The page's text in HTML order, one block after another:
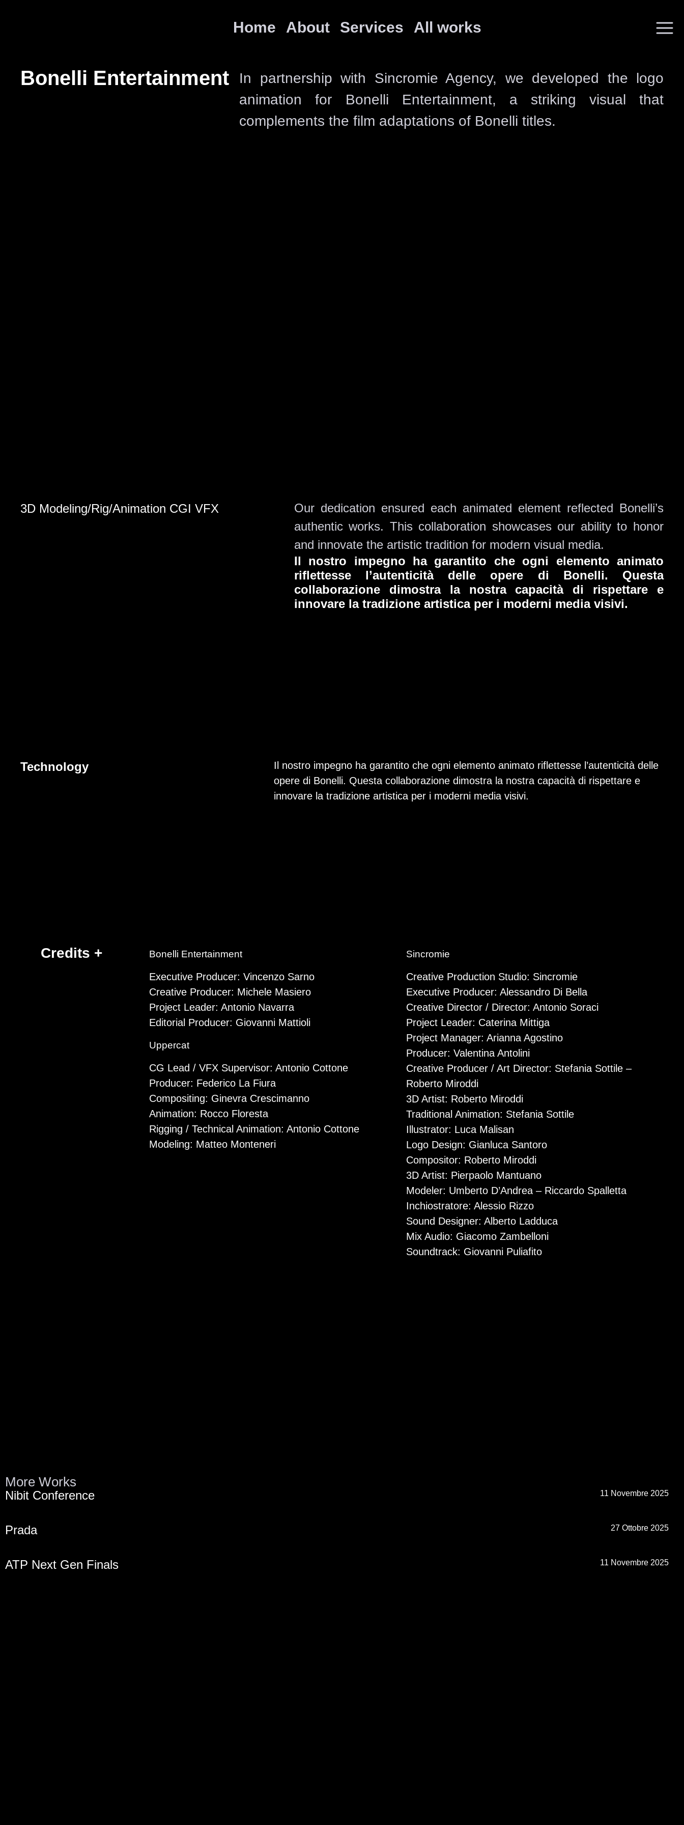
Home About Services All works
Home Contacts
Where We Are Reach out
Bonelli Entertainment
In partnership with Sincromie Agency, we developed the logo
animation for Bonelli Entertainment, a striking visual that
complements the film adaptations of Bonelli titles.
3D Modeling/Rig/Animation CGI VFX
Our dedication ensured each animated element reflected Bonelli’s
authentic works. This collaboration showcases our ability to honor
and innovate the artistic tradition for modern visual media.
Il nostro impegno ha garantito che ogni elemento animato
riflettesse l’autenticità delle opere di Bonelli. Questa
collaborazione dimostra la nostra capacità di rispettare e
innovare la tradizione artistica per i moderni media visivi.
Technology
Il nostro impegno ha garantito che ogni elemento animato riflettesse l’autenticità delle
opere di Bonelli. Questa collaborazione dimostra la nostra capacità di rispettare e
innovare la tradizione artistica per i moderni media visivi.
Credits + Bonelli Entertainment
Executive Producer: Vincenzo Sarno
Creative Producer: Michele Masiero
Project Leader: Antonio Navarra
Editorial Producer: Giovanni Mattioli
Uppercat
CG Lead / VFX Supervisor: Antonio Cottone
Producer: Federico La Fiura
Compositing: Ginevra Crescimanno
Animation: Rocco Floresta
Rigging / Technical Animation: Antonio Cottone
Modeling: Matteo Monteneri
Sincromie
Creative Production Studio: Sincromie
Executive Producer: Alessandro Di Bella
Creative Director / Director: Antonio Soraci
Project Leader: Caterina Mittiga
Project Manager: Arianna Agostino
Producer: Valentina Antolini
Creative Producer / Art Director: Stefania Sottile –
Roberto Miroddi
3D Artist: Roberto Miroddi
Traditional Animation: Stefania Sottile
Illustrator: Luca Malisan
Logo Design: Gianluca Santoro
Compositor: Roberto Miroddi
3D Artist: Pierpaolo Mantuano
Modeler: Umberto D’Andrea – Riccardo Spalletta
Inchiostratore: Alessio Rizzo
Sound Designer: Alberto Ladduca
Mix Audio: Giacomo Zambelloni
Soundtrack: Giovanni Puliafito
More Works
Nibit Conference 11 Novembre 2025
Prada 27 Ottobre 2025
ATP Next Gen Finals 11 Novembre 2025